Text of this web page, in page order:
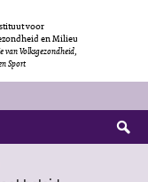
voor
en Milieu
van Volksgezondheid,
Sport